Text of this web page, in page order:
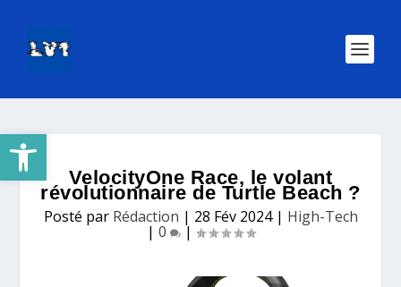
Ouvrir la barre d’outils
VelocityOne Race, le volant
révolutionnaire de Turtle Beach ?
Posté par Rédaction | 28 Fév 2024| High-Tech
| 0 |